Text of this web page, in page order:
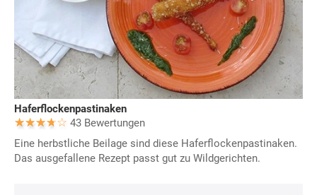
Haferflockenpastinaken
43 Bewertungen
Eine herbstliche Beilage sind diese Haferflockenpastinaken.
Das ausgefallene Rezept passt gut zu Wildgerichten.